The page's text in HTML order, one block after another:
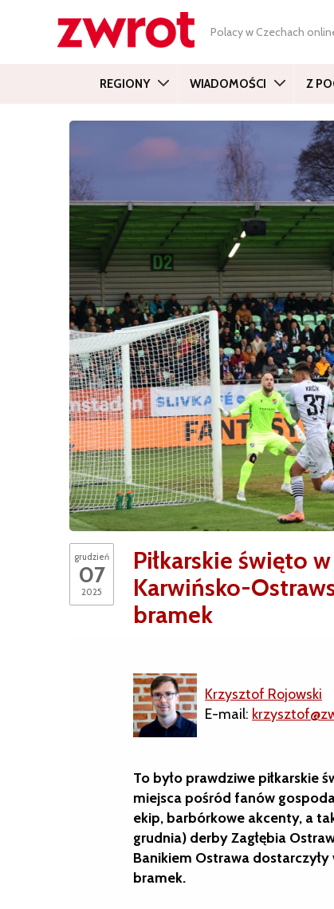
Polacy w Czechach
REGIONY WIADOMOŚCI Z
grudzień
07
2025
Piłkarskie święto
Karwińsko-
bramek
Krzysztof Rojowski
E-mail:
To było prawdziwe piłkarskie
miejsca pośród fanów
ekip, barbórkowe akcenty, a
grudnia) derby Zagłębia
Banikiem Ostrawa
bramek.